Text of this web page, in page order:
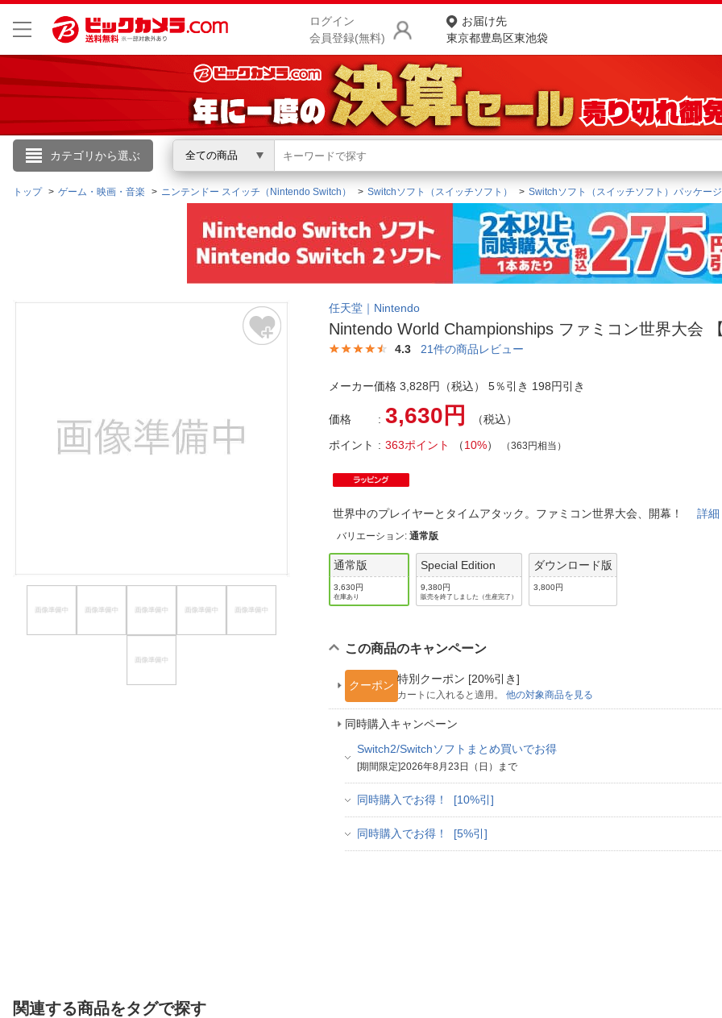
ログイン
会員登録(無料)
お届け先
東京都豊島区東池袋
カテゴリから選ぶ 全ての商品
こんにちは
ログイン
新規会員登録
会員メニュー
商品をさがす
ランキングからさがす
カテゴリ一覧からさがす
ご利用ガイド
ご利用規約
トップ ゲーム・映画・音楽 ニンテンドー スイッチ（Nintendo Switch） Switchソフト（スイッチソフト） Switchソフト（スイッチソフト）パッケー
任天堂｜Nintendo
Nintendo World Championships ファミコン世界大会 【
4.3 21件の商品レビュー
メーカー価格 3,828円（税込） 5％引き 198円引き
価格 3,630円
（税込）
ポイント
363ポイント （10%） （363円相当）
世界中のプレイヤーとタイムアタック。ファミコン世界大会、開幕！詳細
バリエーション:通常版
通常版
3,630円
在庫あり
Special Edition
9,380円
販売を終了しました（生産完了）
ダウンロード版
3,800円
この商品のキャンペーン
クーポン
特別クーポン [20%引き]
カートに入れると適用。他の対象商品を見る
同時購入キャンペーン
Switch2/Switchソフトまとめ買いでお得
[期間限定]2026年8月23日（日）まで
同時購入でお得！ [10%引]
同時購入でお得！ [5%引]
関連する商品をタグで探す